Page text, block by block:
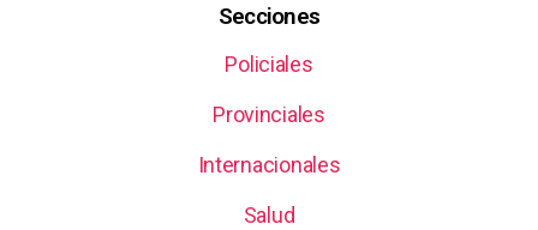
Secciones
Policiales
Provinciales
Internacionales
Salud